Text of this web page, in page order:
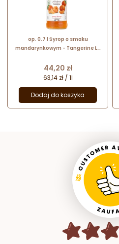
op. 0.7 l Syrop o smaku
mandarynkowym - Tangerine Le
Cena
44,20 zł
63,14 zł / 1l
Dodaj do koszyka